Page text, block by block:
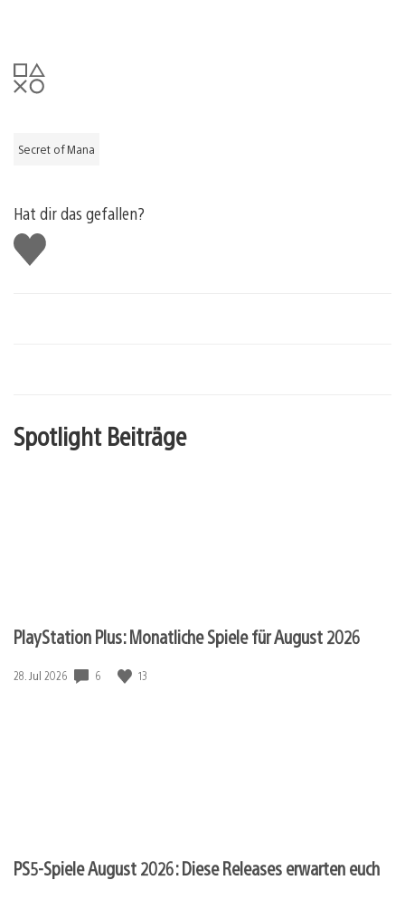
Secret of Mana
Hat dir das gefallen?
Gefällt
mir
Spotlight Beiträge
PlayStation Plus: Monatliche Spiele für August 2026
Veröffentlichungsdatum:
28. Jul 2026 6 13
PS5-Spiele August 2026: Diese Releases erwarten euch